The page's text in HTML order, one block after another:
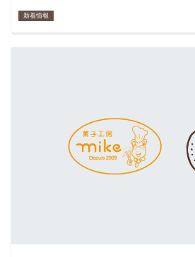
新着情報